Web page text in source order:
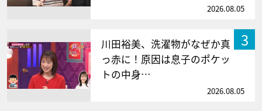
2026.08.05
3
川田裕美、洗濯物がなぜか真
っ赤に！原因は息子のポケッ
トの中身…
2026.08.05